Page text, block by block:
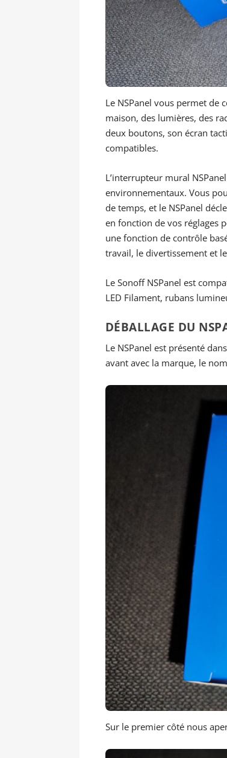
Le NSPanel vous permet de
maison, des lumières, des
deux boutons, son écran
compatibles.
L’interrupteur mural
environnementaux. Vous
de temps, et le NSPanel
en fonction de vos réglages
une fonction de contrôle
travail, le divertissement et
Le Sonoff NSPanel est
LED Filament, rubans
DÉBALLAGE DU
Le NSPanel est présenté
avant avec la marque, le
Sur le premier côté nous